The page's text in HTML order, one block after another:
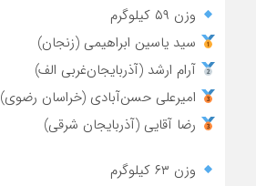
وزن ۵۹ کیلوگرم
سید یاسین ابراهیمی (زنجان)
آرام ارشد (آذربایجان‌غربی الف)
امیرعلی حسن‌آبادی (خراسان رضوی)
رضا آقایی (آذربایجان شرقی)
وزن ۶۳ کیلوگرم